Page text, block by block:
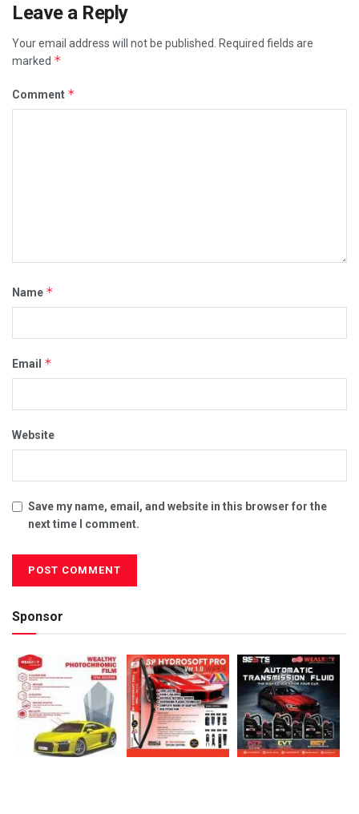
Leave a Reply
Your email address will not be published.
Required fields are
marked *
Comment *
Name *
Email *
Website
Save my name, email, and website in this browser for the
next time I comment.
Sponsor